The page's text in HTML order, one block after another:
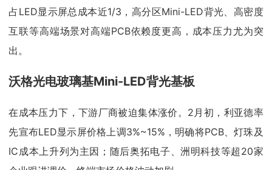
占LED显示屏总成本近1/3，高分区Mini-LED背光、高密度
互联等高端场景对高端PCB依赖度更高，成本压力尤为突
出。
沃格光电玻璃基Mini-LED背光基板
在成本压力下，下游厂商被迫集体涨价。2月初，利亚德率
先宣布LED显示屏价格上调3%~15%，明确将PCB、灯珠及
IC成本上升列为主因；随后奥拓电子、洲明科技等超20家